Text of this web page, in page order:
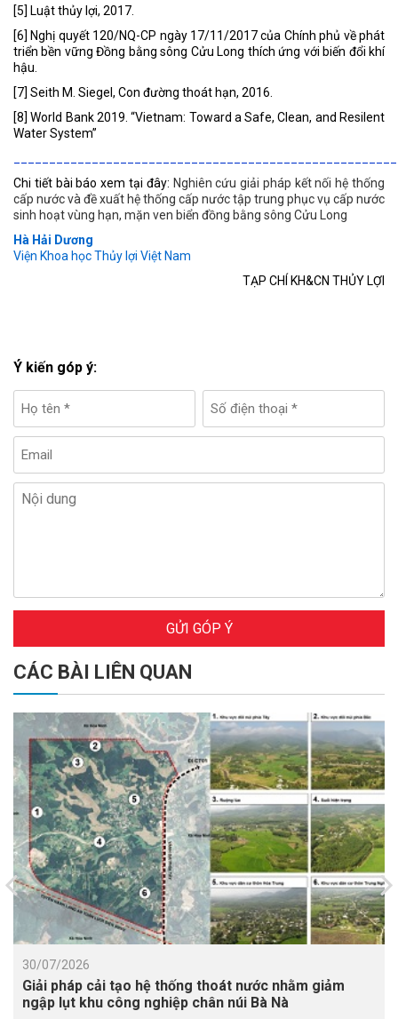
[5] Luật thủy lợi, 2017.
[6] Nghị quyết 120/NQ-CP ngày 17/11/2017 của Chính phủ về phát
triển bền vững Đồng bằng sông Cửu Long thích ứng với biến đổi khí
hậu.
[7] Seith M. Siegel, Con đường thoát hạn, 2016.
[8] World Bank 2019. “Vietnam: Toward a Safe, Clean, and Resilent
Water System”
Chi tiết bài báo xem tại đây: Nghiên cứu giải pháp kết nối hệ thống
cấp nước và đề xuất hệ thống cấp nước tập trung phục vụ cấp nước
sinh hoạt vùng hạn, mặn ven biển đồng bằng sông Cửu Long
Hà Hải Dương
Viện Khoa học Thủy lợi Việt Nam
TẠP CHÍ KH&CN THỦY LỢI
Ý kiến góp ý:
GỬI GÓP Ý
CÁC BÀI LIÊN QUAN
30/07/2026
Giải pháp cải tạo hệ thống thoát nước nhằm giảm
ngập lụt khu công nghiệp chân núi Bà Nà